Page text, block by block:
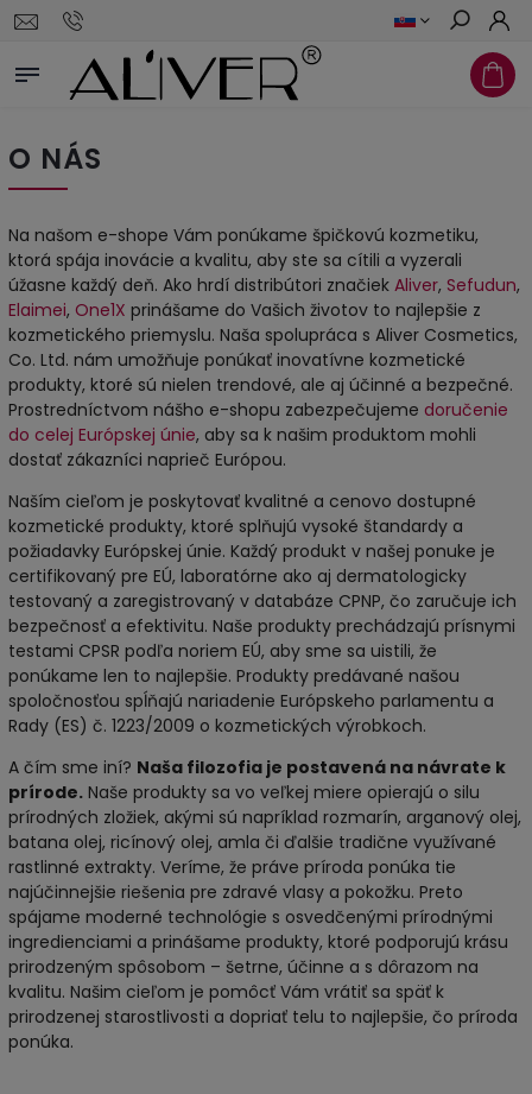
Hľadať
O NÁS
Na našom e-shope Vám ponúkame špičkovú kozmetiku,
ktorá spája inovácie a kvalitu, aby ste sa cítili a vyzerali
úžasne každý deň. Ako hrdí distribútori značiek Aliver, Sefudun,
Elaimei, One1X prinášame do Vašich životov to najlepšie z
kozmetického priemyslu. Naša spolupráca s Aliver Cosmetics,
Co. Ltd. nám umožňuje ponúkať inovatívne kozmetické
produkty, ktoré sú nielen trendové, ale aj účinné a bezpečné.
Prostredníctvom nášho e-shopu zabezpečujeme doručenie
do celej Európskej únie, aby sa k našim produktom mohli
dostať zákazníci naprieč Európou.
Naším cieľom je poskytovať kvalitné a cenovo dostupné
kozmetické produkty, ktoré splňujú vysoké štandardy a
požiadavky Európskej únie. Každý produkt v našej ponuke je
certifikovaný pre EÚ, laboratórne ako aj dermatologicky
testovaný a zaregistrovaný v databáze CPNP, čo zaručuje ich
bezpečnosť a efektivitu. Naše produkty prechádzajú prísnymi
testami CPSR podľa noriem EÚ, aby sme sa uistili, že
ponúkame len to najlepšie. Produkty predávané našou
spoločnosťou spĺňajú nariadenie Európskeho parlamentu a
Rady (ES) č. 1223/2009 o kozmetických výrobkoch.
A čím sme iní? Naša filozofia je postavená na návrate k
prírode. Naše produkty sa vo veľkej miere opierajú o silu
prírodných zložiek, akými sú napríklad rozmarín, arganový olej,
batana olej, ricínový olej, amla či ďalšie tradične využívané
rastlinné extrakty. Veríme, že práve príroda ponúka tie
najúčinnejšie riešenia pre zdravé vlasy a pokožku. Preto
spájame moderné technológie s osvedčenými prírodnými
ingredienciami a prinášame produkty, ktoré podporujú krásu
prirodzeným spôsobom – šetrne, účinne a s dôrazom na
kvalitu. Našim cieľom je pomôcť Vám vrátiť sa späť k
prirodzenej starostlivosti a dopriať telu to najlepšie, čo príroda
ponúka.